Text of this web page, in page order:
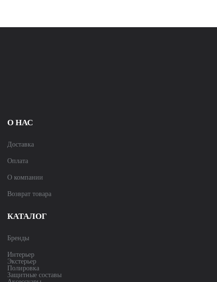
О НАС
Доставка
Оплата
О компании
Возврат товара
КАТАЛОГ
Бренды
Интерьер
Экстерьер
Полировка
Защитные составы